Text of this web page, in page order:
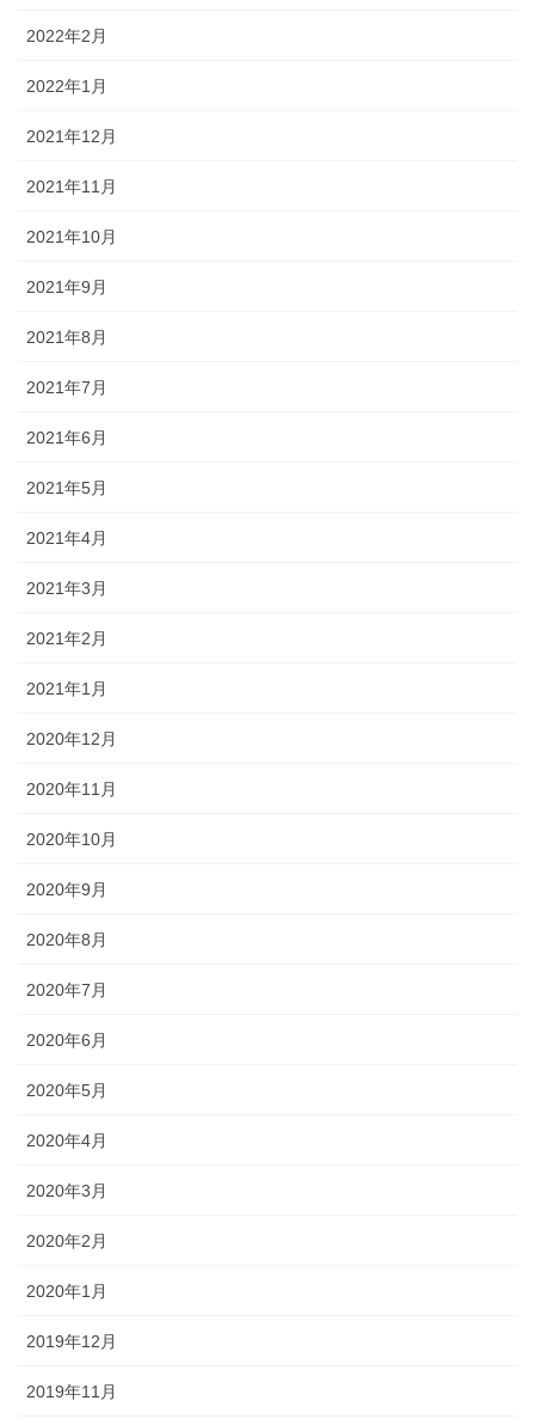
2022年2月
2022年1月
2021年12月
2021年11月
2021年10月
2021年9月
2021年8月
2021年7月
2021年6月
2021年5月
2021年4月
2021年3月
2021年2月
2021年1月
2020年12月
2020年11月
2020年10月
2020年9月
2020年8月
2020年7月
2020年6月
2020年5月
2020年4月
2020年3月
2020年2月
2020年1月
2019年12月
2019年11月